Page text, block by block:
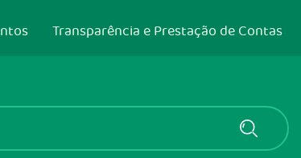
Transparência e Prestação de Contas